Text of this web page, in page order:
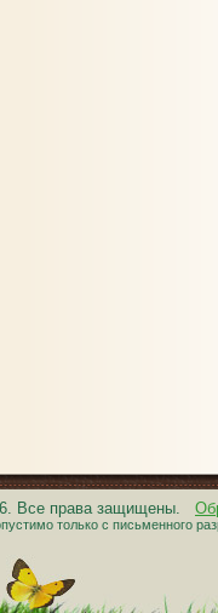
Все права защищены.
только с письменного